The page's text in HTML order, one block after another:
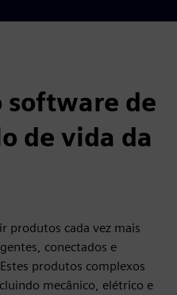
software de
de vida da
produtos cada vez mais
conectados e
produtos complexos
mecânico, elétrico e